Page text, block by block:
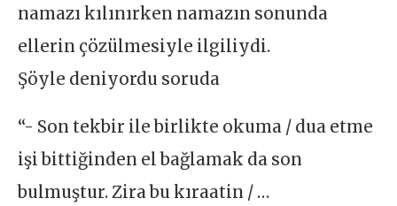
namazı kılınırken namazın sonunda
ellerin çözülmesiyle ilgiliydi.
Şöyle deniyordu soruda
“- Son tekbir ile birlikte okuma / dua etme
işi bittiğinden el bağlamak da son
bulmuştur. Zira bu kıraatin / …